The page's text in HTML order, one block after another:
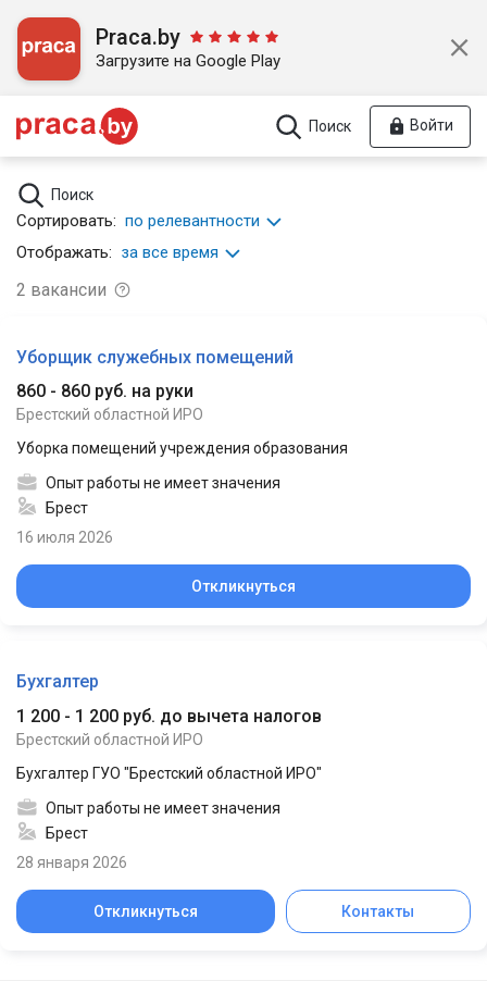
Praca.by
Загрузите на Google Play
Поиск Войти
Поиск
Сортировать: по релевантности
Отображать: за все время
2 вакансии
Уборщик служебных помещений
860 - 860 руб. на руки
Брестский областной ИРО
Уборка помещений учреждения образования
Опыт работы не имеет значения
Брест
16 июля 2026
Откликнуться
Бухгалтер
1 200 - 1 200 руб. до вычета налогов
Брестский областной ИРО
Бухгалтер ГУО "Брестский областной ИРО"
Опыт работы не имеет значения
Брест
28 января 2026
Откликнуться Контакты